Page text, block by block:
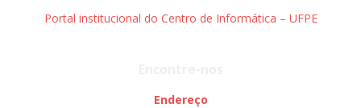
Portal institucional do Centro de Informática – UFPE
Endereço